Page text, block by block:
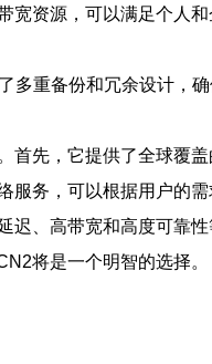
资源，可以满足个人
重备份和冗余设计，
先，它提供了全球覆
务，可以根据用户的需
、高带宽和高度可靠
将是一个明智的选择。